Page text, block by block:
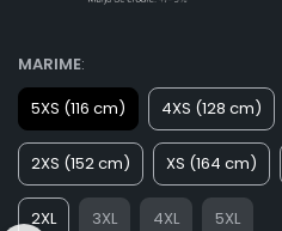
MARIME:
5XS (116 cm)
4XS (128 cm)
2XS (152 cm) XS (164 cm)
2XL 3XL 4XL
5XL